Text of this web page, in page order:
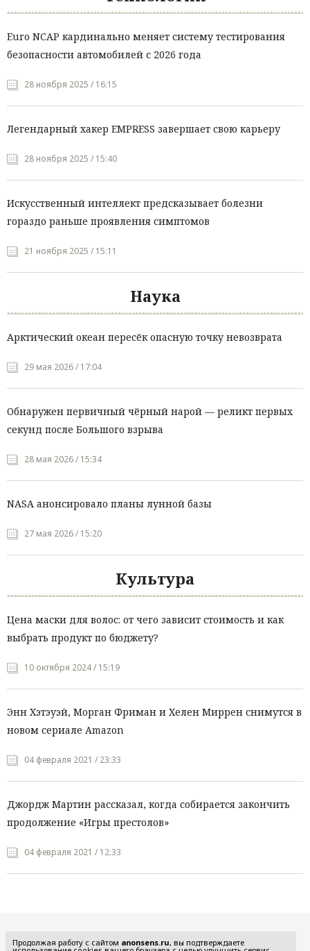
Euro NCAP кардинально меняет систему тестирования
безопасности автомобилей с 2026 года
28 ноября 2025 / 16:15
Легендарный хакер EMPRESS завершает свою карьеру
28 ноября 2025 / 15:40
Искусственный интеллект предсказывает болезни
гораздо раньше проявления симптомов
21 ноября 2025 / 15:11
Наука
Арктический океан пересёк опасную точку невозврата
29 мая 2026 / 17:04
Обнаружен первичный чёрный нарой — реликт первых
секунд после Большого взрыва
28 мая 2026 / 15:34
NASA анонсировало планы лунной базы
27 мая 2026 / 15:20
Культура
Цена маски для волос: от чего зависит стоимость и как
выбрать продукт по бюджету?
10 октября 2024 / 15:19
Энн Хэтэуэй, Морган Фриман и Хелен Миррен снимутся в
новом сериале Amazon
04 февраля 2021 / 23:33
Джордж Мартин рассказал, когда собирается закончить
продолжение «Игры престолов»
04 февраля 2021 / 12:33
Продолжая работу с сайтом anonsens.ru, вы подтверждаете